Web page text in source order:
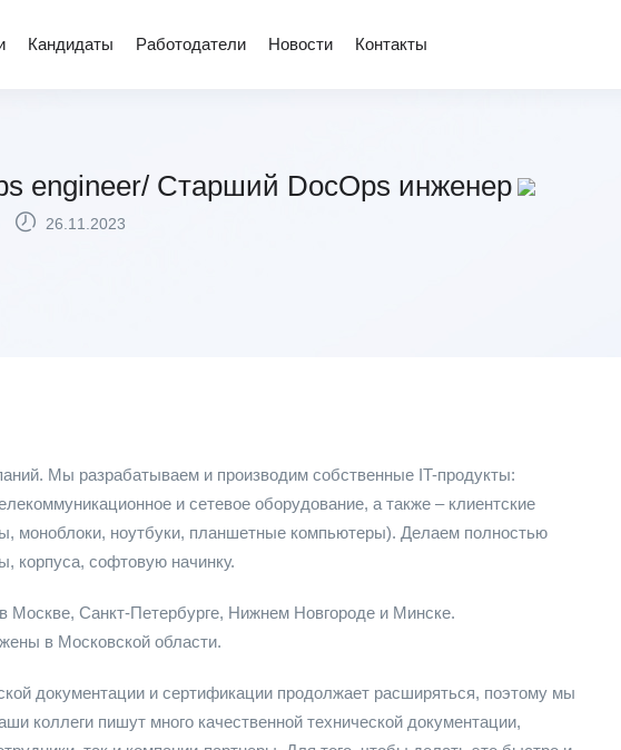
Кандидаты Работодатели Новости Контакты
engineer/ Старший DocOps инженер
26.11.2023
Мы разрабатываем и производим собственные IT-продукты:
и сетевое оборудование, а также – клиентские
моноблоки, ноутбуки, планшетные компьютеры). Делаем полностью
корпуса, софтовую начинку.
Москве, Санкт-Петербурге, Нижнем Новгороде и Минске.
в Московской области.
документации и сертификации продолжает расширяться, поэтому мы
коллеги пишут много качественной технической документации,